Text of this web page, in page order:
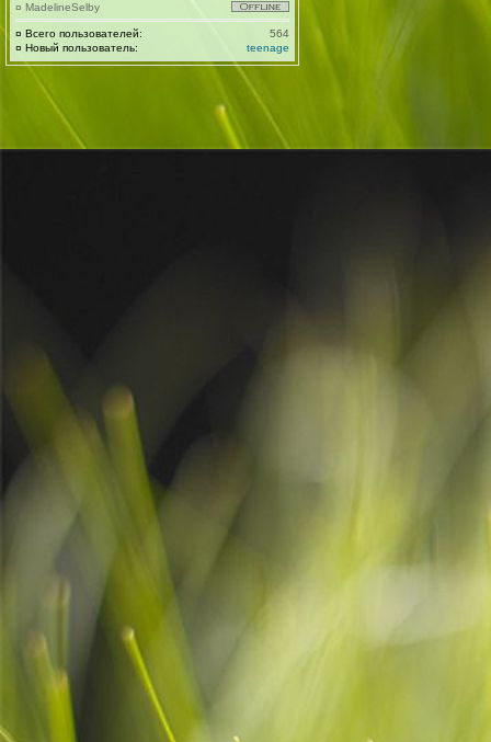
¤ MadelineSelby
¤ Всего пользователей:
564
¤ Новый пользователь: teenage